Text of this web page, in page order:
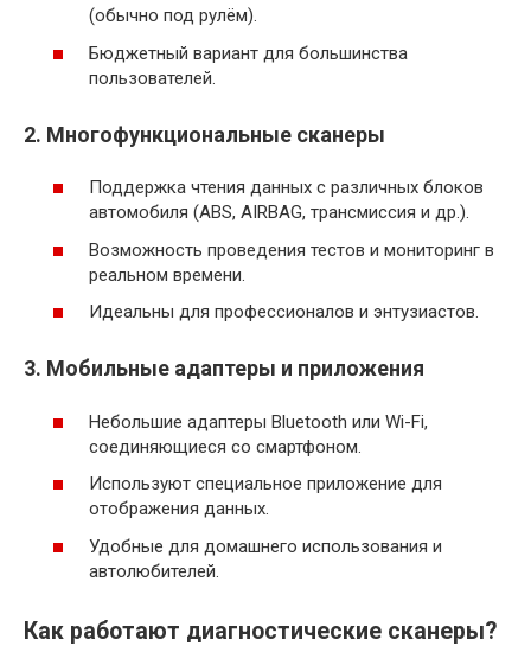
(обычно под рулём).
Бюджетный вариант для большинства
пользователей.
2. Многофункциональные сканеры
Поддержка чтения данных с различных блоков
автомобиля (ABS, AIRBAG, трансмиссия и др.).
Возможность проведения тестов и мониторинг в
реальном времени.
Идеальны для профессионалов и энтузиастов.
3. Мобильные адаптеры и приложения
Небольшие адаптеры Bluetooth или Wi-Fi,
соединяющиеся со смартфоном.
Используют специальное приложение для
отображения данных.
Удобные для домашнего использования и
автолюбителей.
Как работают диагностические сканеры?